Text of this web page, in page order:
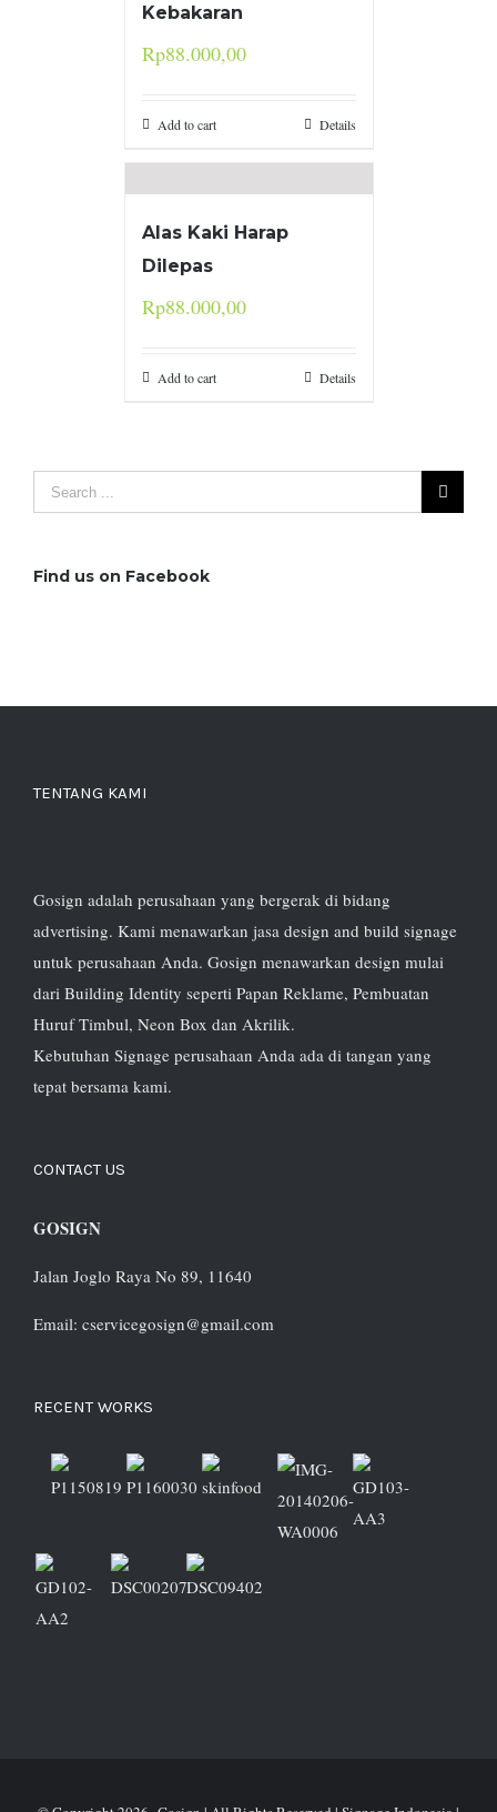
Kebakaran
Rp88.000,00
Add to cart Details
Alas Kaki Harap
Dilepas
Rp88.000,00
Add to cart Details
Find us on Facebook
TENTANG KAMI
Gosign adalah perusahaan yang bergerak di bidang
advertising. Kami menawarkan jasa design and build signage
untuk perusahaan Anda. Gosign menawarkan design mulai
dari Building Identity seperti Papan Reklame, Pembuatan
Huruf Timbul, Neon Box dan Akrilik.
Kebutuhan Signage perusahaan Anda ada di tangan yang
tepat bersama kami.
CONTACT US
GOSIGN
Jalan Joglo Raya No 89, 11640
Email: cservicegosign@gmail.com
RECENT WORKS